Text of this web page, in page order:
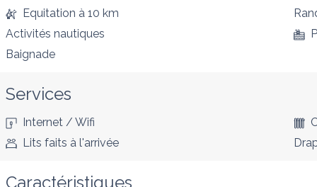
Equitation à 10 km
Activités nautiques
Baignade
Services
Internet / Wifi
Lits faits à l'arrivée
Caractéristiques